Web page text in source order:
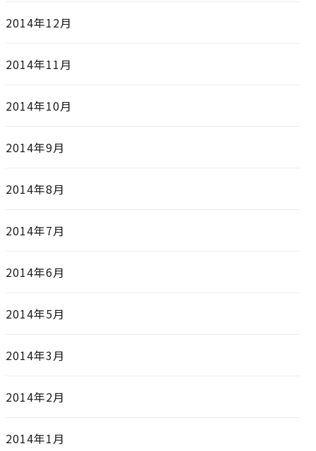
2014年12月
2014年11月
2014年10月
2014年9月
2014年8月
2014年7月
2014年6月
2014年5月
2014年3月
2014年2月
2014年1月